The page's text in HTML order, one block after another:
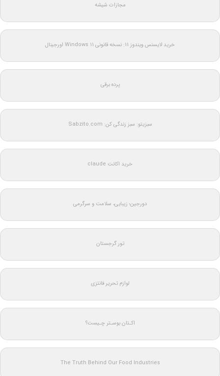
مجازات شیشه
خرید لایسنس ویندوز 11: نسخه قانونی Windows 11 اورجینال
پرده برقی
سبزیتو: سبز زندگی کن: Sabzito.com
خرید اکانت claude
دورجین؛ زیبایی، سلامت و سرگرمی
تور گرجستان
لوازم تحریر فانتزی
اکـتان بوسـتر چـیست؟
The Truth Behind Our Food Industries